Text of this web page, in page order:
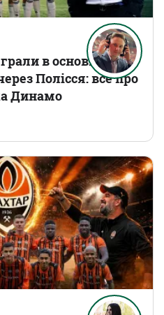
в основному
Полісся: все про
Динамо